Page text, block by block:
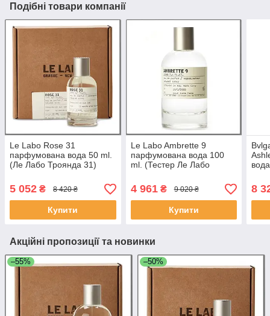
Подібні товари компанії
Le Labo Rose 31
парфумована вода 50 ml.
(Ле Лабо Троянда 31)
5 052 ₴ 8 420 ₴
Купити
Le Labo Ambrette 9
парфумована вода 100
ml. (Тестер Ле Лабо
4 961₴ 9 020 ₴
Купити
8
Акційні пропозиції та новинки
–55% –50%